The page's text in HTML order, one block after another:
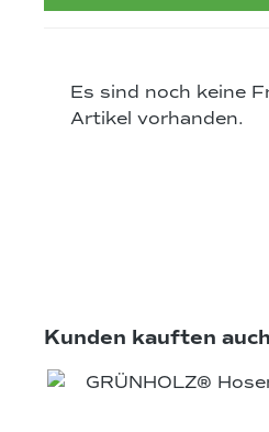
Es sind noch keine
Artikel vorhanden.
Produktgalerie
Kunden kauften auch